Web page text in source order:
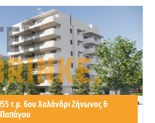
τ.μ. 6ου Χαλάνδρι Ζήνωνος &